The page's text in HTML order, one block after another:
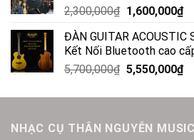
2,300,000₫ 1,600,000₫
ĐÀN GUITAR ACOUSTIC
Kết Nối Bluetooth cao
5,700,000₫ 5,550,000₫
NHẠC CỤ THÂN NGUYỄN MUSIC